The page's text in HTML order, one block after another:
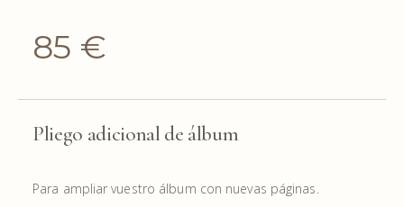
85 €
Pliego adicional de álbum
Para ampliar vuestro álbum con nuevas páginas.